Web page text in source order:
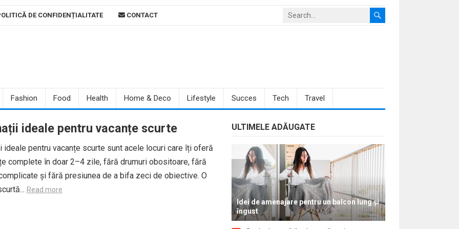
DE CONFIDENȚIALITATE CONTACT
Fashion Food Health Home & Deco Lifestyle Succes Tech Travel
ideale pentru vacanțe scurte
ideale pentru vacanțe scurte sunt acele locuri care îți oferă
complete în doar 2–4 zile, fără drumuri obositoare, fără
și fără presiunea de a bifa zeci de obiective. O
Read more
ULTIMELE ADĂUGATE
Idei de amenajare pentru un balcon lung și
îngust